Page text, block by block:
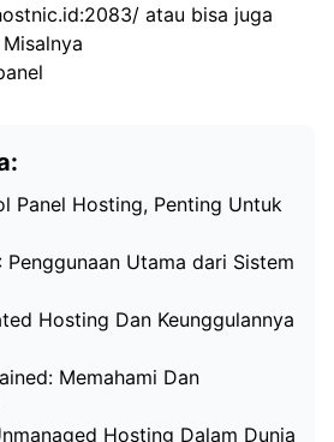
atau bisa juga
Panel Hosting, Penting Untuk
Penggunaan Utama dari Sistem
Hosting Dan Keunggulannya
Memahami Dan
Hosting Dalam Dunia